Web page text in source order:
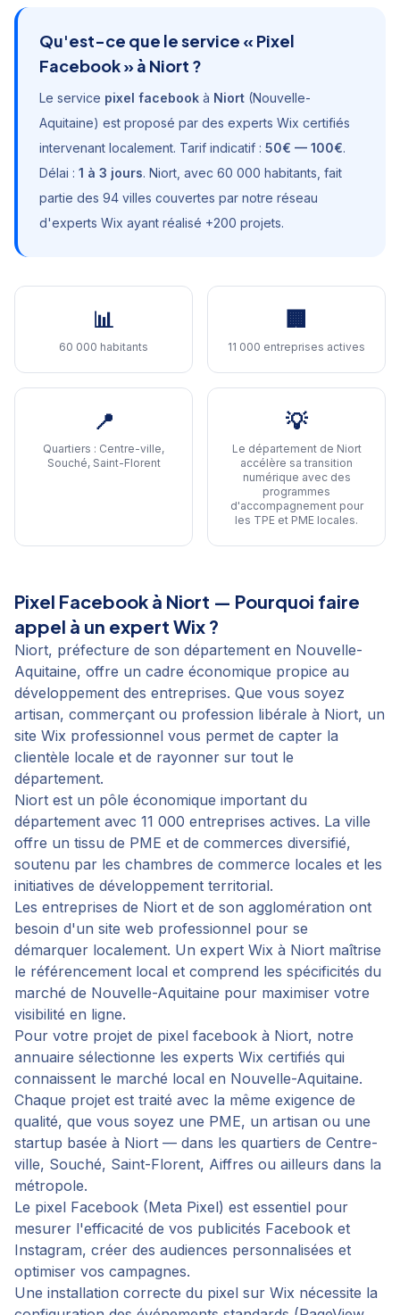
Qu'est-ce que le service « Pixel
Facebook» à Niort ?
Le service pixel facebook à Niort (Nouvelle-
Aquitaine) est proposé par des experts Wix certifiés
intervenant localement. Tarif indicatif : 50€ — 100€.
Délai : 1 à 3 jours. Niort , avec 60 000 habitants , fait
partie des 94 villes couvertes par notre réseau
d'experts Wix ayant réalisé +200 projets.
📊
60 000 habitants
🏢
11 000 entreprises actives
📍
Quartiers : Centre-ville,
Souché, Saint-Florent
💡
Le département de Niort
accélère sa transition
numérique avec des
programmes
d'accompagnement pour
les TPE et PME locales.
Pixel Facebook à Niort — Pourquoi faire
appel à un expert Wix ?
Niort, préfecture de son département en Nouvelle-
Aquitaine, offre un cadre économique propice au
développement des entreprises. Que vous soyez
artisan, commerçant ou profession libérale à Niort, un
site Wix professionnel vous permet de capter la
clientèle locale et de rayonner sur tout le
département.
Niort est un pôle économique important du
département avec 11 000 entreprises actives. La ville
offre un tissu de PME et de commerces diversifié,
soutenu par les chambres de commerce locales et les
initiatives de développement territorial.
Les entreprises de Niort et de son agglomération ont
besoin d'un site web professionnel pour se
démarquer localement. Un expert Wix à Niort maîtrise
le référencement local et comprend les spécificités du
marché de Nouvelle-Aquitaine pour maximiser votre
visibilité en ligne.
Pour votre projet de pixel facebook à Niort, notre
annuaire sélectionne les experts Wix certifiés qui
connaissent le marché local en Nouvelle-Aquitaine.
Chaque projet est traité avec la même exigence de
qualité, que vous soyez une PME, un artisan ou une
startup basée à Niort — dans les quartiers de Centre-
ville, Souché, Saint-Florent, Aiffres ou ailleurs dans la
métropole.
Le pixel Facebook (Meta Pixel) est essentiel pour
mesurer l'efficacité de vos publicités Facebook et
Instagram, créer des audiences personnalisées et
optimiser vos campagnes.
Une installation correcte du pixel sur Wix nécessite la